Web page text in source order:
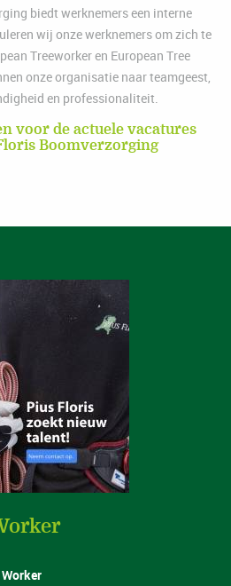
biedt werknemers een interne
wij onze werknemers om zich te
Treeworker en European Tree
onze organisatie naar teamgeest,
en professionaliteit.
voor de actuele vacatures
Boomverzorging
Worker